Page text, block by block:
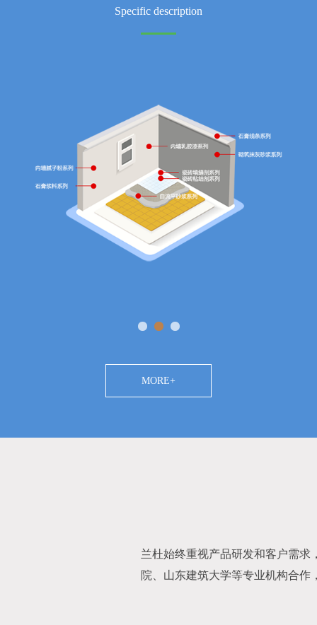
Specific description
MORE+
兰杜始终重视产品研发和客户需
院、山东建筑大学等专业机构合